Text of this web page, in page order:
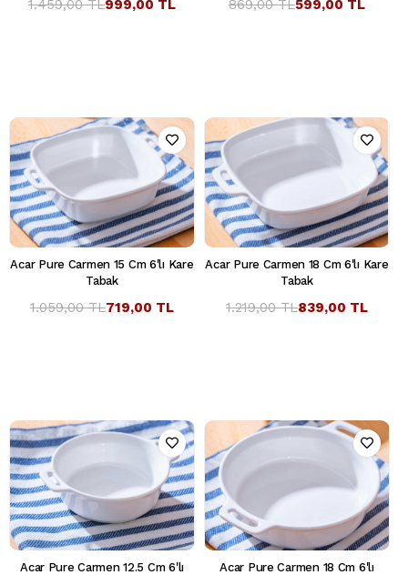
999,00 TL
1.459,00 TL 599,00 TL
869,00 TL
Acar Pure Carmen 15 Cm 6'lı Kare
Tabak
719,00 TL
1.059,00 TL
Acar Pure Carmen 18 Cm 6'lı Kare
Tabak
839,00 TL
1.219,00 TL
Acar Pure Carmen 12.5 Cm 6'lı
Acar Pure Carmen 18 Cm 6'lı